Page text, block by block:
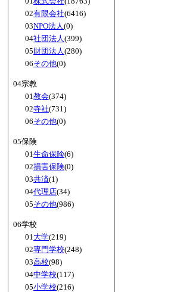
02有限会社(6416)
03NPO法人(0)
04社団法人(399)
05財団法人(280)
06その他(0)
04宗教
01教会(374)
02寺社(731)
06その他(0)
05保険
01生命保険(6)
02損害保険(0)
03共済(1)
04代理店(34)
05その他(986)
06学校
01大学(219)
02専門学校(248)
03高校(98)
04中学校(117)
05小学校(216)